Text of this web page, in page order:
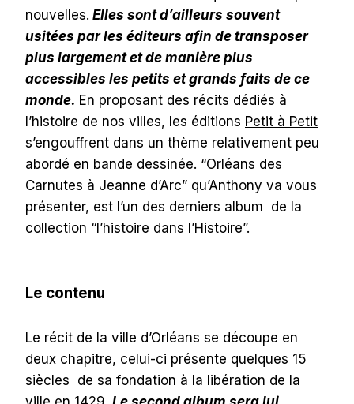
nouvelles. Elles sont d’ailleurs souvent
usitées par les éditeurs afin de transposer
plus largement et de manière plus
accessibles les petits et grands faits de ce
monde. En proposant des récits dédiés à
l’histoire de nos villes, les éditions Petit à Petit
s’engouffrent dans un thème relativement peu
abordé en bande dessinée. “Orléans des
Carnutes à Jeanne d’Arc” qu’Anthony va vous
présenter, est l’un des derniers album de la
collection “l’histoire dans l’Histoire”.
Le contenu
Le récit de la ville d’Orléans se découpe en
deux chapitre, celui-ci présente quelques 15
siècles de sa fondation à la libération de la